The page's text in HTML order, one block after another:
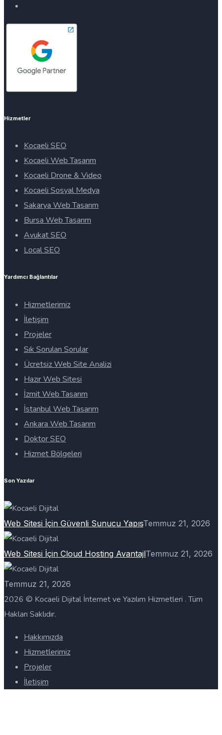
Hizmetler
Kocaeli SEO
Kocaeli Web Tasarım
Kocaeli Drone & Video
Kocaeli Sosyal Medya
Sakarya Web Tasarım
Bursa Web Tasarım
Avukat SEO
Local SEO
Yardımcı Bağlantılar
Hizmetlerimiz
İletişim
Projeler
Sık Sorulan Sorular
Ücretsiz Web Site Analizi
Hazır Web Sitesi
İzmit Web Tasarım
İstanbul Web Tasarım
Ankara Web Tasarım
Doktor SEO
Hizmet Bölgeleri
Son Yazılar
Web Sitesi İçin Güvenli Sunucu YapısTemmuz 21, 2026
Web Sitesi İçin Cloud Hosting AvantajlTemmuz 21, 2026
Temmuz 21, 2026
2026 © Kocaeli Dijital İnternet ve Yazılım Hizmetleri . Tüm
Hakları Saklıdır.
Hakkımızda
Hizmetlerimiz
Projeler
İletişim